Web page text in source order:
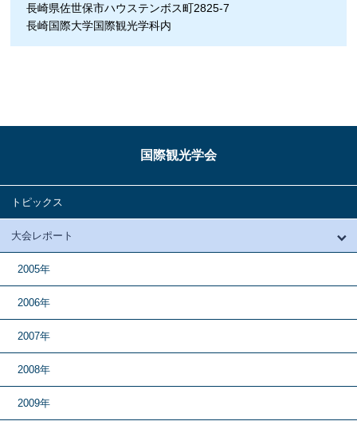
長崎県佐世保市ハウステンボス町2825-7
長崎国際大学国際観光学科内
国際観光学会
トピックス
大会レポート
2005年
2006年
2007年
2008年
2009年